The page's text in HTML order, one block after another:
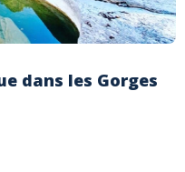
dans les Gorges